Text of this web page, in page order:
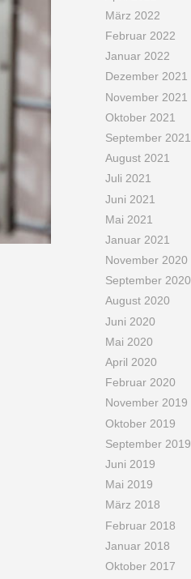
März 2022
Februar 2022
Januar 2022
Dezember 2021
November 2021
Oktober 2021
September 2021
August 2021
Juli 2021
Juni 2021
Mai 2021
Januar 2021
November 2020
September 2020
August 2020
Juni 2020
Mai 2020
April 2020
Februar 2020
November 2019
Oktober 2019
September 2019
Juni 2019
Mai 2019
März 2018
Februar 2018
Januar 2018
Oktober 2017